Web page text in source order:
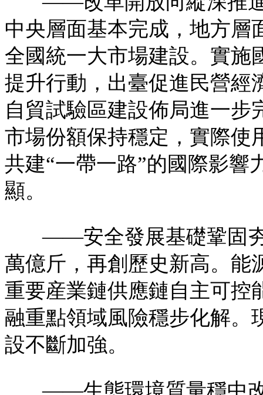
中央層面基本完成，地方層
全國統一大市場建設。實施
提升行動，出臺促進民營經
自貿試驗區建設佈局進一步
市場份額保持穩定，實際使
共建“一帶一路”的國際影響
顯。
——安全發展基礎鞏固
萬億斤，再創歷史新高。能
重要産業鏈供應鏈自主可控
融重點領域風險穩步化解。
設不斷加強。